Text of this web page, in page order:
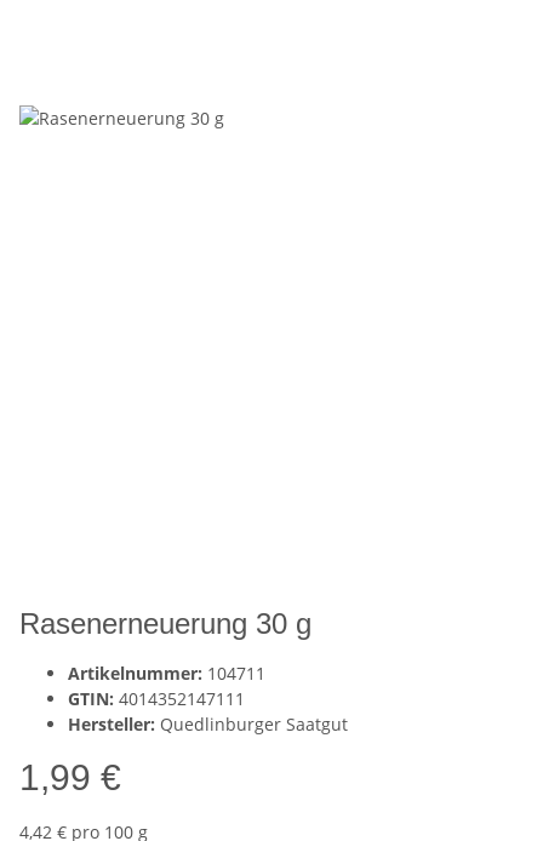
Rasenerneuerung 30 g
Artikelnummer: 104711
GTIN: 4014352147111
Hersteller: Quedlinburger Saatgut
1,99 €
4,42 € pro 100 g